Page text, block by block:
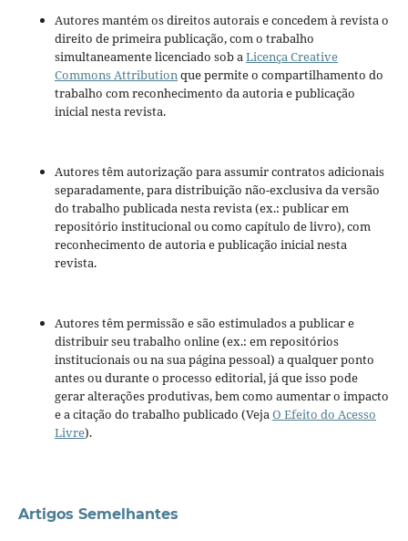
Autores mantém os direitos autorais e concedem à revista o
direito de primeira publicação, com o trabalho
simultaneamente licenciado sob aLicença Creative
Commons Attributionque permite o compartilhamento do
trabalho com reconhecimento da autoria e publicação
inicial nesta revista.
Autores têm autorização para assumir contratos adicionais
separadamente, para distribuição não-exclusiva da versão
do trabalho publicada nesta revista (ex.: publicar em
repositório institucional ou como capítulo de livro), com
reconhecimento de autoria e publicação inicial nesta
revista.
Autores têm permissão e são estimulados a publicar e
distribuir seu trabalho online (ex.: em repositórios
institucionais ou na sua página pessoal) a qualquer ponto
antes ou durante o processo editorial, já que isso pode
gerar alterações produtivas, bem como aumentar o impacto
e a citação do trabalho publicado (VejaO Efeito do Acesso
Livre).
Artigos Semelhantes